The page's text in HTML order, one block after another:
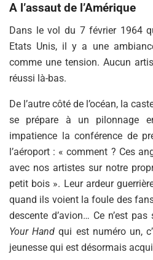
A l’assaut de l’Amérique
Dans le vol du 7 février 1964
Etats Unis, il y a une
comme une tension. Aucun
réussi là-bas.
De l’autre côté de l’océan, la
se prépare à un pilonnage
impatience la conférence de
l’aéroport : « comment ? Ces
avec nos artistes sur notre
petit bois ». Leur ardeur
quand ils voient la foule des
descente d’avion… Ce n’est pas
Your Handqui est numéro un,
jeunesse qui est désormais